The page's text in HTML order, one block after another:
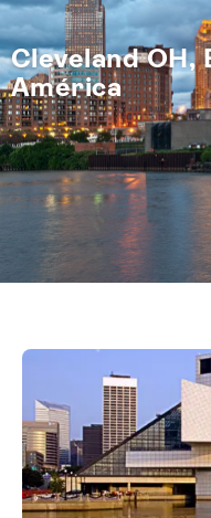
Cleveland OH,
América